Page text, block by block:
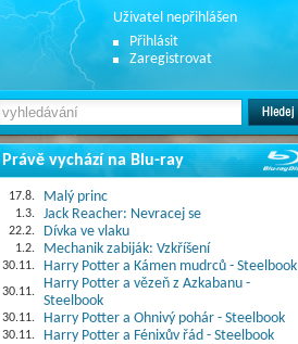
Uživatel nepřihlášen
Přihlásit
Zaregistrovat
Právě vychází na Blu-ray
17.8. Malý princ
1.3. Jack Reacher: Nevracej se
22.2. Dívka ve vlaku
1.2. Mechanik zabiják: Vzkříšení
30.11. Harry Potter a Kámen mudrců - Steelbook
30.11.
Harry Potter a vězeň z Azkabanu -
Steelbook
30.11. Harry Potter a Ohnivý pohár - Steelbook
30.11. Harry Potter a Fénixův řád - Steelbook